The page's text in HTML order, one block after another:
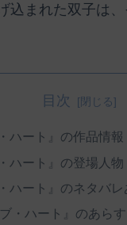
込まれた双子は
目次
ハート』の作品情報
ハート』の登場人物
ハート』のネタバレ
・ハート』のあらす